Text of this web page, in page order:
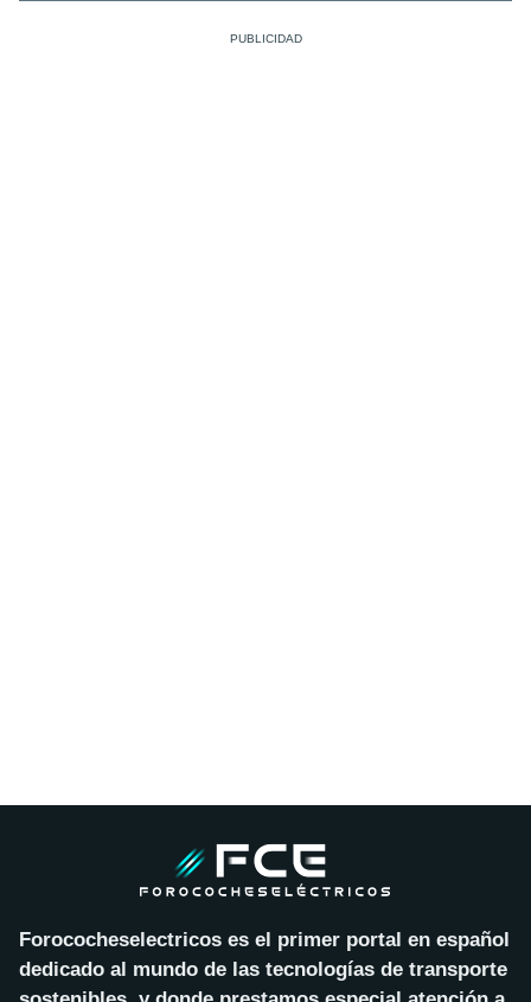
Forococheselectricos es el primer portal en español
dedicado al mundo de las tecnologías de transporte